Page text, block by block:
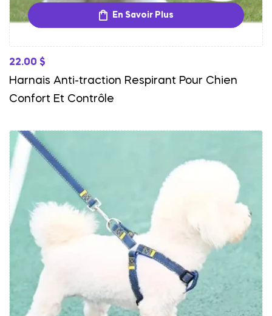
En Savoir Plus
22.00 $
Harnais Anti-traction Respirant Pour Chien
Confort Et Contrôle